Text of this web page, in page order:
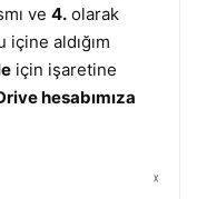
ve 4.olarak
içine aldığım
için işaretine
hesabımıza